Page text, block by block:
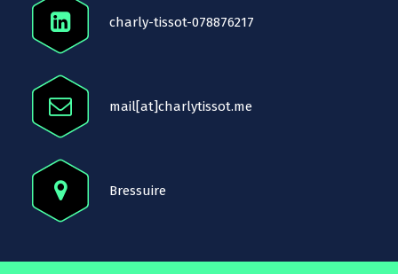
charly-tissot-078876217
mail[at]charlytissot.me
Bressuire